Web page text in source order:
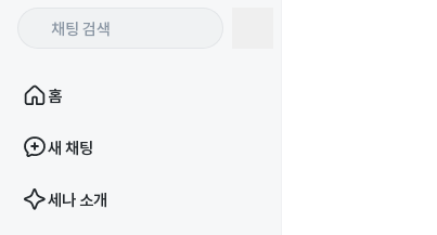
홈
새 채팅
세나 소개